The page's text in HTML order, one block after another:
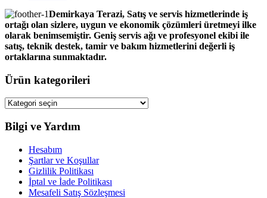
Demirkaya Terazi, Satış ve servis hizmetlerinde iş
ortağı olan sizlere, uygun ve ekonomik çözümleri üretmeyi ilke
olarak benimsemiştir. Geniş servis ağı ve profesyonel ekibi ile
satış, teknik destek, tamir ve bakım hizmetlerini değerli iş
ortaklarına sunmaktadır.
Ürün kategorileri
Bilgi ve Yardım
Hesabım
Şartlar ve Koşullar
Gizlilik Politikası
İptal ve İade Politikası
Mesafeli Satış Sözleşmesi